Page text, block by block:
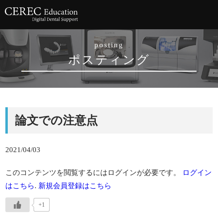
posting
ポスティング
論文での注意点
2021/04/03
このコンテンツを閲覧するにはログインが必要です。
ログイン
はこちら. 新規会員登録はこちら
+1